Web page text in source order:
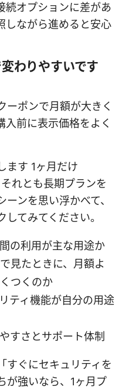
続オプションに差があ
しながら進めると安心
わりやすいです
ーポンで月額が大きく
入前に表示価格をよく
ます 1ヶ月だけ
れとも長期プランを
ンを思い浮かべて、
てみてください。
の利用が主な用途か
見たときに、月額よ
つくのか
ティ機能が自分の用途
すさとサポート体制
すぐにセキュリティを
が強いなら、1ヶ月プ